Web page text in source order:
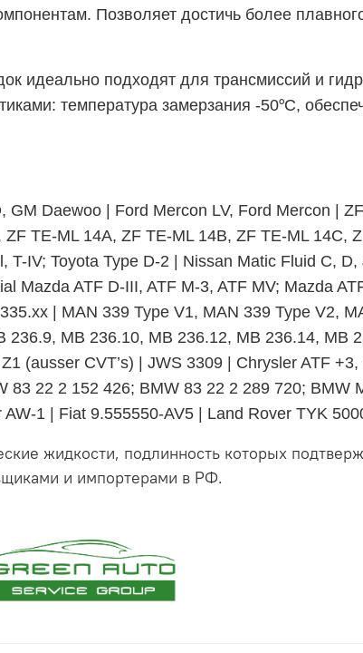
Позволяет достичь более
идеально подходят для трансмиссий и
температура замерзания -50°С,
Daewoo | Ford Mercon LV, Ford Mercon |
TE-ML 14A, ZF TE-ML 14B, ZF TE-ML 14C,
T-IV; Toyota Type D-2 | Nissan Matic Fluid C,
Mazda ATF D-III, ATF M-3, ATF MV; Mazda
| MAN 339 Type V1, MAN 339 Type V2,
MB 236.10, MB 236.12, MB 236.14, MB
(ausser CVT’s) | JWS 3309 | Chrysler ATF
22 2 152 426; BMW 83 22 2 289 720; BMW
1 | Fiat 9.555550-AV5 | Land Rover TYK
жидкости, подлинность которых
и импортерами в РФ.